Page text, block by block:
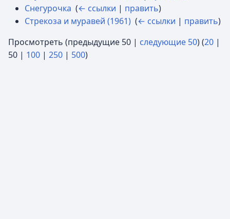
Снегурочка (← ссылки | править)
Стрекоза и муравей (1961) (← ссылки | править)
Просмотреть (предыдущие 50 | следующие 50) (20 |
50 | 100 | 250 | 500)